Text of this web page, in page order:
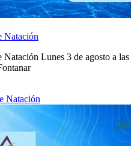
Natación
Lunes 3 de agosto a las
Natación